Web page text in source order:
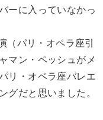
ーに入っていなかっ
（パリ・オペラ座引
マン・ペッシュがメ
リ・オペラ座バレエ
グだと思いました。